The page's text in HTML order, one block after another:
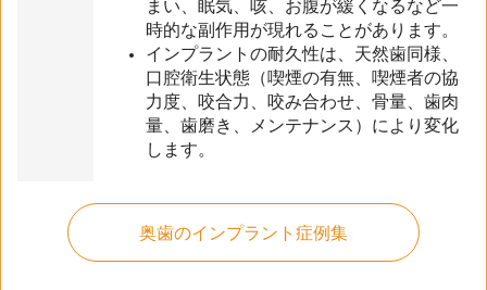
まい、眠気、咳、お腹が緩くなるなど一
時的な副作用が現れることがあります。
インプラントの耐久性は、天然歯同様、
口腔衛生状態（喫煙の有無、喫煙者の協
力度、咬合力、咬み合わせ、骨量、歯肉
量、歯磨き、メンテナンス）により変化
します。
奥歯のインプラント症例集